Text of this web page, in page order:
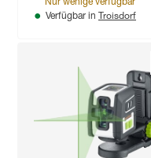
Nur wenige verfügbar
Verfügbar in Troisdorf